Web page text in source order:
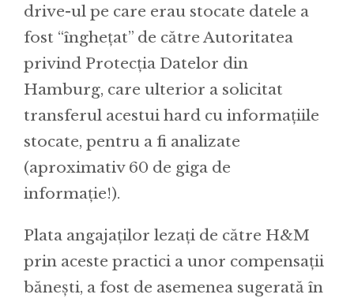
drive-ul pe care erau stocate datele a
fost “înghețat” de către Autoritatea
privind Protecția Datelor din
Hamburg, care ulterior a solicitat
transferul acestui hard cu informațiile
stocate, pentru a fi analizate
(aproximativ 60 de giga de
informație!).
Plata angajaților lezați de către H&M
prin aceste practici a unor compensații
bănești, a fost de asemenea sugerată în